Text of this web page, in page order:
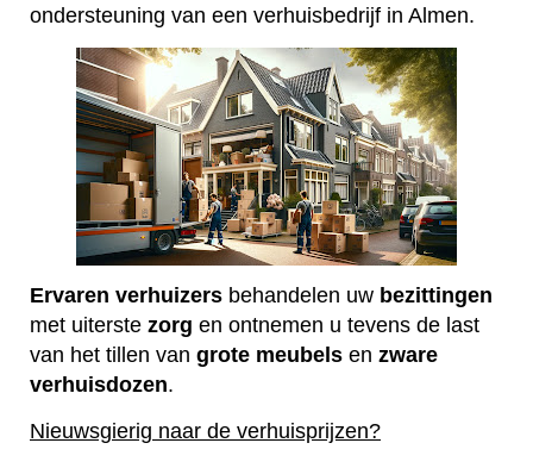
ondersteuning van een verhuisbedrijf in Almen.
Ervaren verhuizers behandelen uw bezittingen
met uiterste zorg en ontnemen u tevens de last
van het tillen van grote meubels en zware
verhuisdozen.
Nieuwsgierig naar de verhuisprijzen?